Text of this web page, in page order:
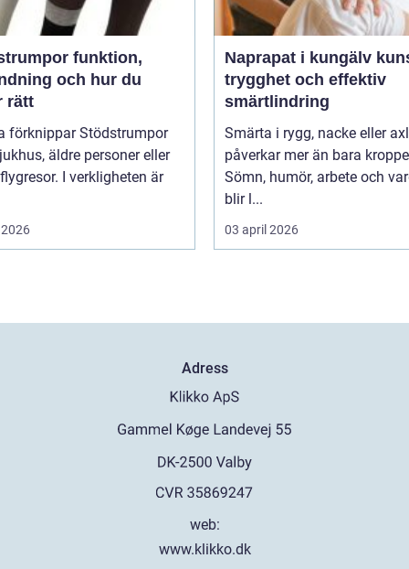
funktion,
och hur du
rätt
förknippar Stödstrumpor
äldre personer eller
I verkligheten är
Naprapat i kungälv kunskap,
trygghet och effektiv
smärtlindring
Smärta i rygg, nacke eller
påverkar mer än bara
Sömn, humör, arbete och
blir l...
03 april 2026
Adress
web:
www.klikko.dk